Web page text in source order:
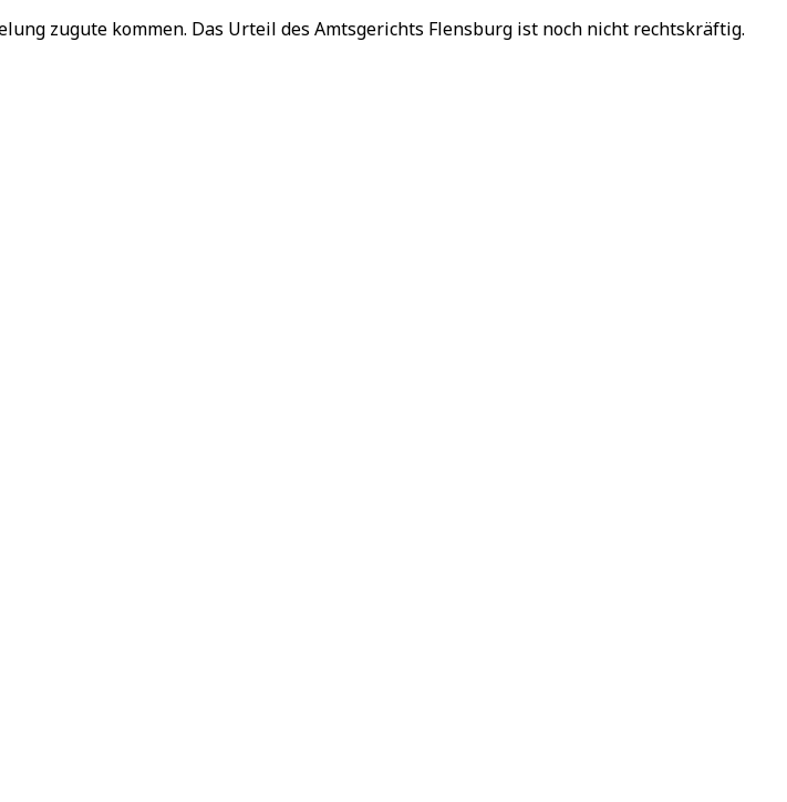
zugute kommen. Das Urteil des Amtsgerichts Flensburg ist noch nicht rechtskräftig.